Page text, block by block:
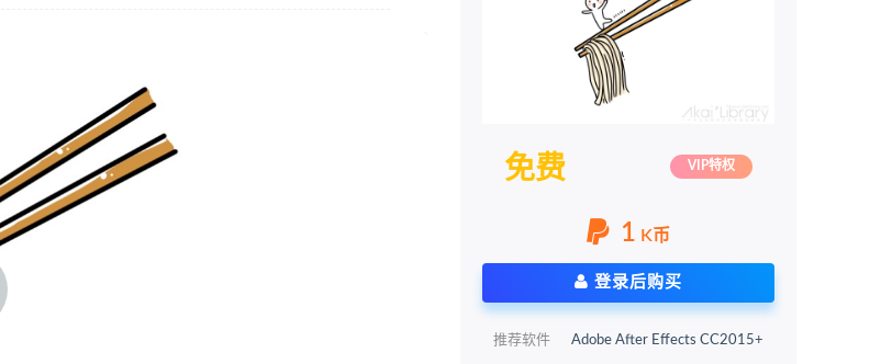
免费 VIP特权
1 K币
登录后购买
推荐软件 Adobe After Effects CC2015+